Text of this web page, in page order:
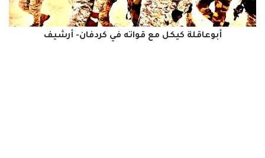
أبوعاقلة كيكل مع قواته في كردفان- أرشيف